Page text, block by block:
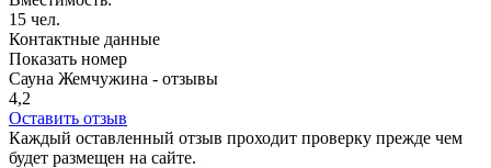
15 чел.
Контактные данные
Показать номер
Сауна Жемчужина - отзывы
4,2
Оставить отзыв
Каждый оставленный отзыв проходит проверку прежде чем
будет размещен на сайте.